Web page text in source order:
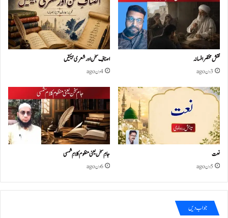
نقش مختصر افسانہ
3 دن ago
اصنافِ سخن اور شعری ہیئتیں
4 دن ago
نعت
5 دن ago
جامِ سخن یعنی منظوم کلامِ شمسی
6 دن ago
جواب دیں